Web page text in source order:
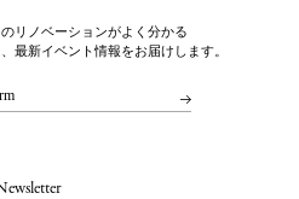
リノベーションがよく分かる
最新イベント情報をお届けします。